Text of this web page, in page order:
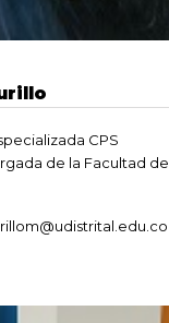
CPS
de la Facultad de